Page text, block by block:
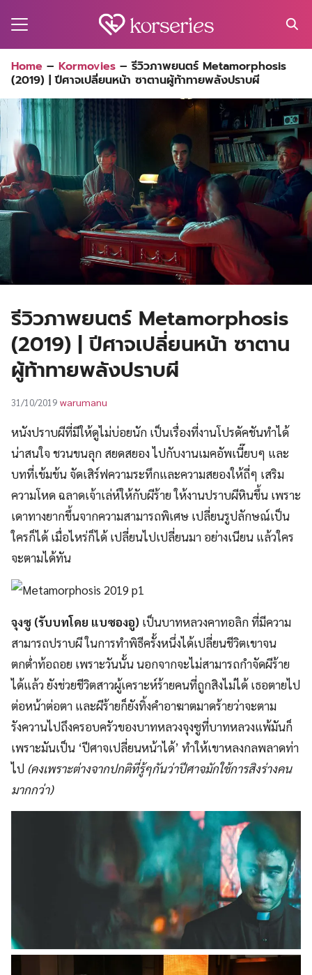
for:
Home – Kormovies –รีวิวภาพยนตร์ Metamorphosis
(2019) | ปีศาจเปลี่ยนหน้า ซาตานผู้ท้าทายพลังปราบผี
รีวิวภาพยนตร์ Metamorphosis
(2019) | ปีศาจเปลี่ยนหน้า ซาตาน
ผู้ท้าทายพลังปราบผี
31/10/2019 warumanu
หนังปราบผีที่มีให้ดูไม่บ่อยนัก เป็นเรื่องที่งานโปรดัคชันทำได้
น่าสนใจ ชวนขนลุก สยดสยอง ไปกับงานเมคอัพเนี๊ยบๆ และ
บทที่เข้มข้น จัดเสิร์ฟความระทึกและความสยองให้ถี่ๆ เสริม
ความโหด ฉลาดเจ้าเล่ห์ให้กับผีร้าย ให้งานปราบผีหินขึ้น เพราะ
เดาทางยากขึ้นจากความสามารถพิเศษ เปลี่ยนรูปลักษณ์เป็น
ใครก็ได้ เมื่อไหร่ก็ได้ เปลี่ยนไปเปลี่ยนมา อย่างเนียน แล้วใคร
จะตามได้ทัน
จุงซู (รับบทโดย แบซองอู) เป็นบาทหลวงคาทอลิก ที่มีความ
สามารถปราบผี ในการทำพิธีครั้งหนึ่งได้เปลี่ยนชีวิตเขาจน
ตกต่ำท้อถอย เพราะวันนั้น นอกจากจะไม่สามารถกำจัดผีร้าย
ได้แล้ว ยังช่วยชีวิตสาวผู้เคราะห์ร้ายคนที่ถูกสิงไม่ได้ เธอตายไป
ต่อหน้าต่อตา และผีร้ายก็ยังทิ้งคำอาฆาตมาดร้ายว่าจะตาม
รังควานไปถึงครอบครัวของบาทหลวงจุงซูที่บาทหลวงแพ้มันก็
เพราะมันเป็น ‘ปีศาจเปลี่ยนหน้าได้’ ทำให้เขาหลงกลพลาดท่า
ไป (คงเพราะต่างจากปกติที่รู้ๆกันว่าปีศาจมักใช้การสิงร่างคน
มากกว่า)